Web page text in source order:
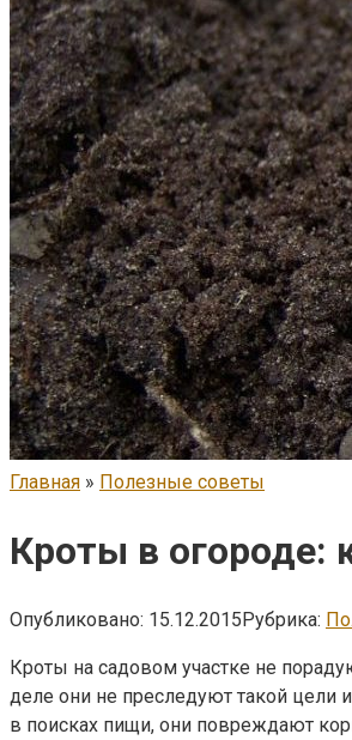
Главная » Полезные советы
Кроты в огороде:
Опубликовано: 15.12.2015Рубрика:
Кроты на садовом участке не
деле они не преследуют такой цели
в поисках пищи, они повреждают